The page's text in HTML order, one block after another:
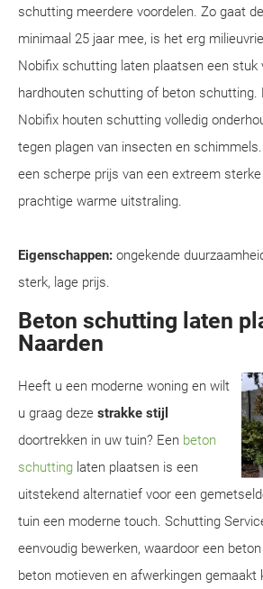
schutting meerdere voordelen. Zo gaat
minimaal 25 jaar mee, is het erg
Nobifix schutting laten plaatsen een stuk
hardhouten schutting of beton schutting.
Nobifix houten schutting volledig
tegen plagen van insecten en
een scherpe prijs van een extreem
prachtige warme uitstraling.
Eigenschappen: ongekende
sterk, lage prijs.
Beton schutting laten
Naarden
Heeft u een moderne woning en wilt
u graag deze strakke stijl
doortrekken in uw tuin? Een beton
schutting laten plaatsen is een
uitstekend alternatief voor een
tuin een moderne touch. Schutting
eenvoudig bewerken, waardoor een
beton motieven en afwerkingen gemaakt